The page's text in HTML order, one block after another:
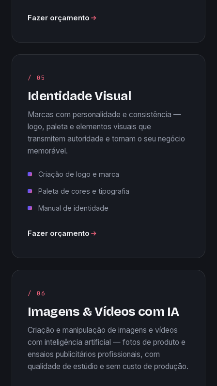
Fazer orçamento
/ 05
Identidade Visual
Marcas com personalidade e consistência —
logo, paleta e elementos visuais que
transmitem autoridade e tornam o seu negócio
memorável.
Criação de logo e marca
Paleta de cores e tipografia
Manual de identidade
Fazer orçamento
/ 06
Imagens & Vídeos com IA
Criação e manipulação de imagens e vídeos
com inteligência artificial — fotos de produto e
ensaios publicitários profissionais, com
qualidade de estúdio e sem custo de produção.